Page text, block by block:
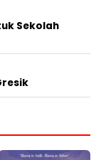
Sekolah